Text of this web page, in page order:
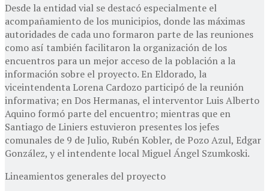
Desde la entidad vial se destacó especialmente el
acompañamiento de los municipios, donde las máximas
autoridades de cada uno formaron parte de las reuniones
como así también facilitaron la organización de los
encuentros para un mejor acceso de la población a la
información sobre el proyecto. En Eldorado, la
viceintendenta Lorena Cardozo participó de la reunión
informativa; en Dos Hermanas, el interventor Luis Alberto
Aquino formó parte del encuentro; mientras que en
Santiago de Liniers estuvieron presentes los jefes
comunales de 9 de Julio, Rubén Kobler, de Pozo Azul, Edgar
González, y el intendente local Miguel Ángel Szumkoski.
Lineamientos generales del proyecto